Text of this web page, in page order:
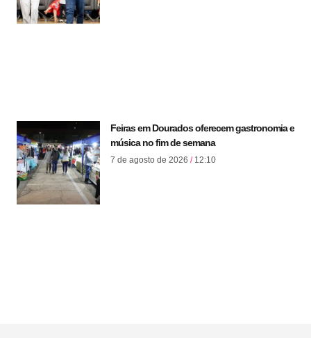
Feiras em Dourados oferecem gastronomia e
música no fim de semana
7 de agosto de 2026 12:10